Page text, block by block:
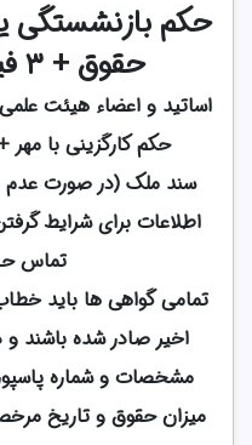
حکم بازنشستگی
حقوق + ۳ فیش حقوقی آخر
اساتید و اعضاء هیئت
حکم کارگزینی با مهر + ۳ فیش حقوقی آخر با مهر
سند ملک‌ (در صورت
اطلاعات برای شرایط
تماس
تمامی گواهی ها باید
اخیر صادر شده باشند
مشخصات و شماره
میزان حقوق و تاریخ